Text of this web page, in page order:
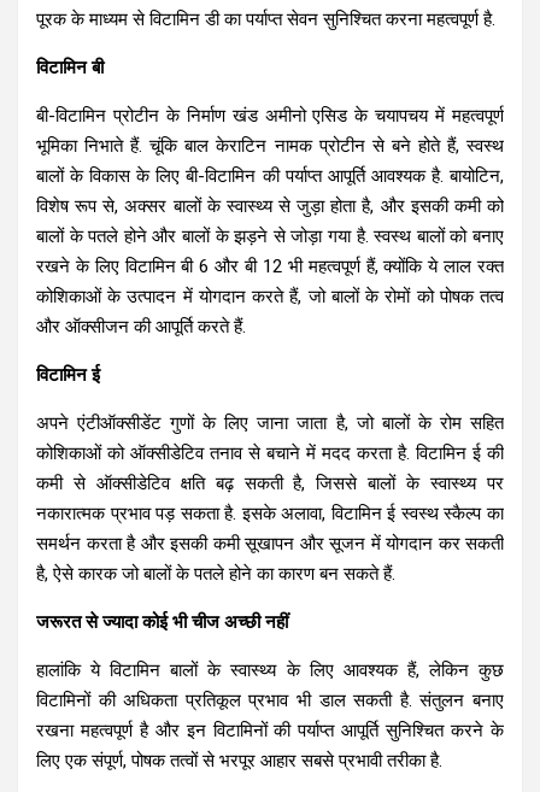
पूरक के माध्यम से विटामिन डी का पर्याप्त सेवन सुनिश्चित करना महत्वपूर्ण है.
विटामिन बी
बी-विटामिन प्रोटीन के निर्माण खंड अमीनो एसिड के चयापचय में महत्वपूर्ण
भूमिका निभाते हैं. चूंकि बाल केराटिन नामक प्रोटीन से बने होते हैं, स्वस्थ
बालों के विकास के लिए बी-विटामिन की पर्याप्त आपूर्ति आवश्यक है. बायोटिन,
विशेष रूप से, अक्सर बालों के स्वास्थ्य से जुड़ा होता है, और इसकी कमी को
बालों के पतले होने और बालों के झड़ने से जोड़ा गया है. स्वस्थ बालों को बनाए
रखने के लिए विटामिन बी 6 और बी 12 भी महत्वपूर्ण हैं, क्योंकि ये लाल रक्त
कोशिकाओं के उत्पादन में योगदान करते हैं, जो बालों के रोमों को पोषक तत्व
और ऑक्सीजन की आपूर्ति करते हैं.
विटामिन ई
अपने एंटीऑक्सीडेंट गुणों के लिए जाना जाता है, जो बालों के रोम सहित
कोशिकाओं को ऑक्सीडेटिव तनाव से बचाने में मदद करता है. विटामिन ई की
कमी से ऑक्सीडेटिव क्षति बढ़ सकती है, जिससे बालों के स्वास्थ्य पर
नकारात्मक प्रभाव पड़ सकता है. इसके अलावा, विटामिन ई स्वस्थ स्कैल्प का
समर्थन करता है और इसकी कमी सूखापन और सूजन में योगदान कर सकती
है, ऐसे कारक जो बालों के पतले होने का कारण बन सकते हैं.
जरूरत से ज्यादा कोई भी चीज अच्छी नहीं
हालांकि ये विटामिन बालों के स्वास्थ्य के लिए आवश्यक हैं, लेकिन कुछ
विटामिनों की अधिकता प्रतिकूल प्रभाव भी डाल सकती है. संतुलन बनाए
रखना महत्वपूर्ण है और इन विटामिनों की पर्याप्त आपूर्ति सुनिश्चित करने के
लिए एक संपूर्ण, पोषक तत्वों से भरपूर आहार सबसे प्रभावी तरीका है.